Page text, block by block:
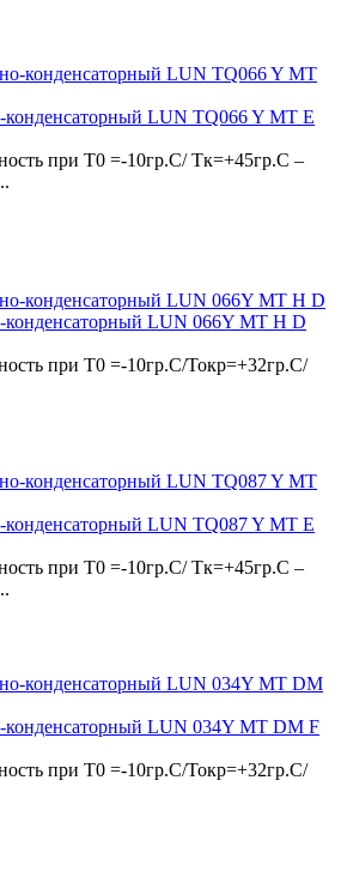
конденсаторный LUN TQ066 Y MT Е
при Т0 =-10гр.С/ Тк=+45гр.С –
конденсаторный LUN 066Y MT H D
при Т0 =-10гр.С/Токр=+32гр.С/
конденсаторный LUN TQ087 Y MT Е
при Т0 =-10гр.С/ Тк=+45гр.С –
конденсаторный LUN 034Y MT DM F
при Т0 =-10гр.С/Токр=+32гр.С/